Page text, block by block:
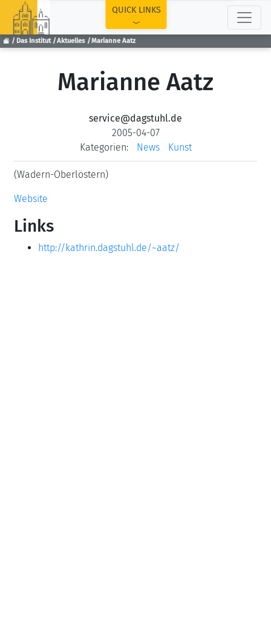
Das Institut Aktuelles Marianne Aatz
QUICK LINKS
Marianne Aatz
service@dagstuhl.de
2005-04-07
Kategorien:
News Kunst
(Wadern-Oberlöstern)
Website
Links
http://kathrin.dagstuhl.de/~aatz/